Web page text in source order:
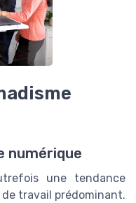
numérique
une tendance
travail prédominant.